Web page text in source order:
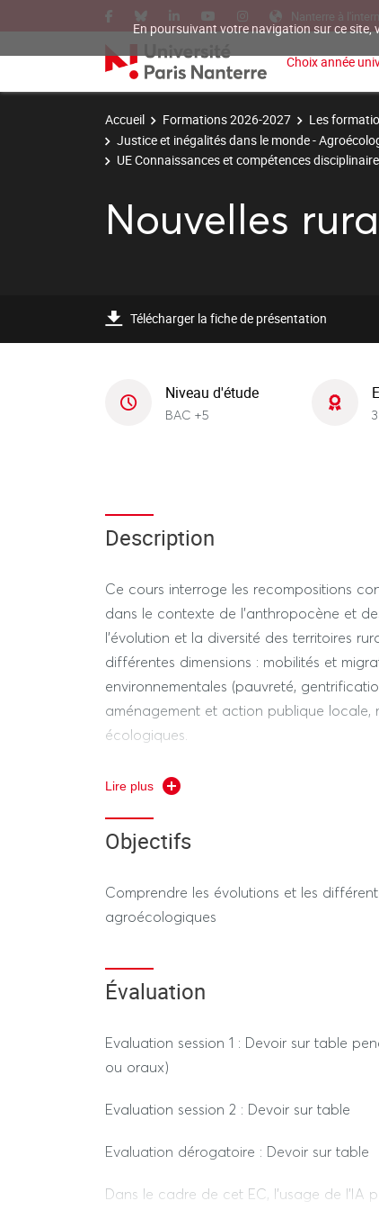
En poursuivant votre navigation sur ce
Nanterre à
Choix année
Accueil Formations 2026-2027 Les
Justice et inégalités dans le monde -
UE Connaissances et compétences
Nouvelles
Télécharger la fiche de présentation
Niveau d'étude
BAC +5
Description
Ce cours interroge les recompositions
dans le contexte de l’anthropocène et
l’évolution et la diversité des territoires
différentes dimensions : mobilités et
environnementales (pauvreté,
aménagement et action publique locale,
écologiques.
Sans se limiter à des exemples français,
publiques accompagnant ces transitions.
Lire plus
Objectifs
Comprendre les évolutions et les
agroécologiques
Évaluation
Evaluation session 1 : Devoir sur table
ou oraux)
Evaluation session 2 : Devoir sur table
Evaluation dérogatoire : Devoir sur table
Dans le cadre de cet EC, l’usage de l’IA